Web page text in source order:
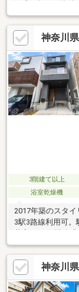
ら、スーパーやコ
もが徒歩圏の為、
住みになられてい
す。早めのご見学
神奈川
3階建て以上
浴室乾燥機
2017年築のスタ
3駅3路線利用可。
自然光が降り注ぎ
生活動線を分けた
高い断熱性、床暖
かな周辺環境スー
気のエリア田園都
神奈川